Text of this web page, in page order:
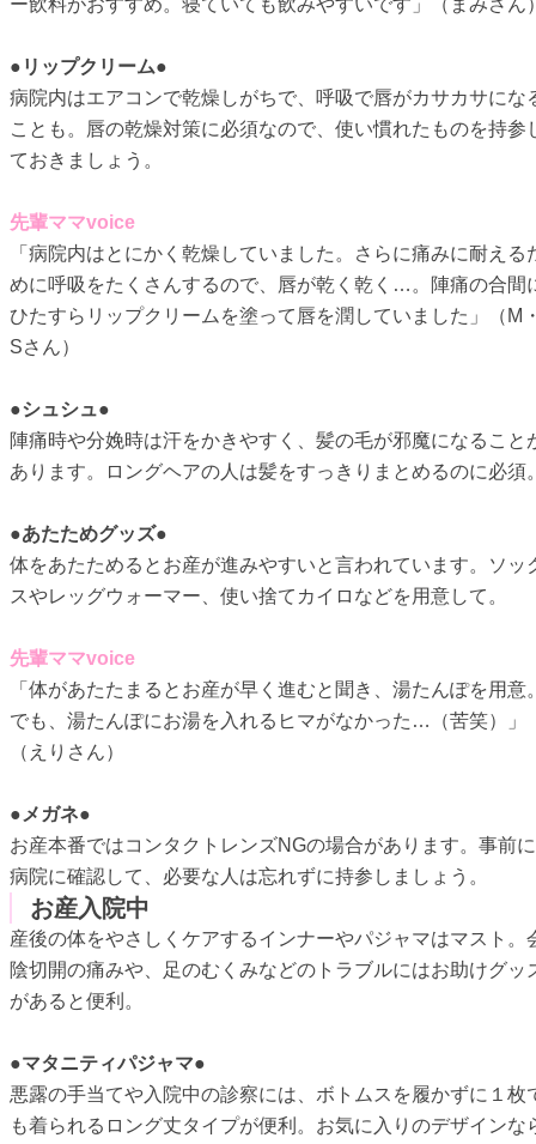
●リップクリーム●
病院内はエアコンで乾燥しがちで、呼吸で唇がカサカサにな
ことも。唇の乾燥対策に必須なので、使い慣れたものを持参
ておきましょう。
先輩ママvoice
「病院内はとにかく乾燥していました。さらに痛みに耐える
めに呼吸をたくさんするので、唇が乾く乾く…。陣痛の合間
ひたすらリップクリームを塗って唇を潤していました」（M
Sさん）
●シュシュ●
陣痛時や分娩時は汗をかきやすく、髪の毛が邪魔になること
あります。ロングヘアの人は髪をすっきりまとめるのに必須
●あたためグッズ●
体をあたためるとお産が進みやすいと言われています。ソッ
スやレッグウォーマー、使い捨てカイロなどを用意して。
先輩ママvoice
「体があたたまるとお産が早く進むと聞き、湯たんぽを用意
でも、湯たんぽにお湯を入れるヒマがなかった…（苦笑）」
（えりさん）
●メガネ●
お産本番ではコンタクトレンズNGの場合があります。事前に
病院に確認して、必要な人は忘れずに持参しましょう。
お産入院中
産後の体をやさしくケアするインナーやパジャマはマスト。
陰切開の痛みや、足のむくみなどのトラブルにはお助けグッ
があると便利。
●マタニティパジャマ●
悪露の手当てや入院中の診察には、ボトムスを履かずに１枚
も着られるロング丈タイプが便利。お気に入りのデザインな